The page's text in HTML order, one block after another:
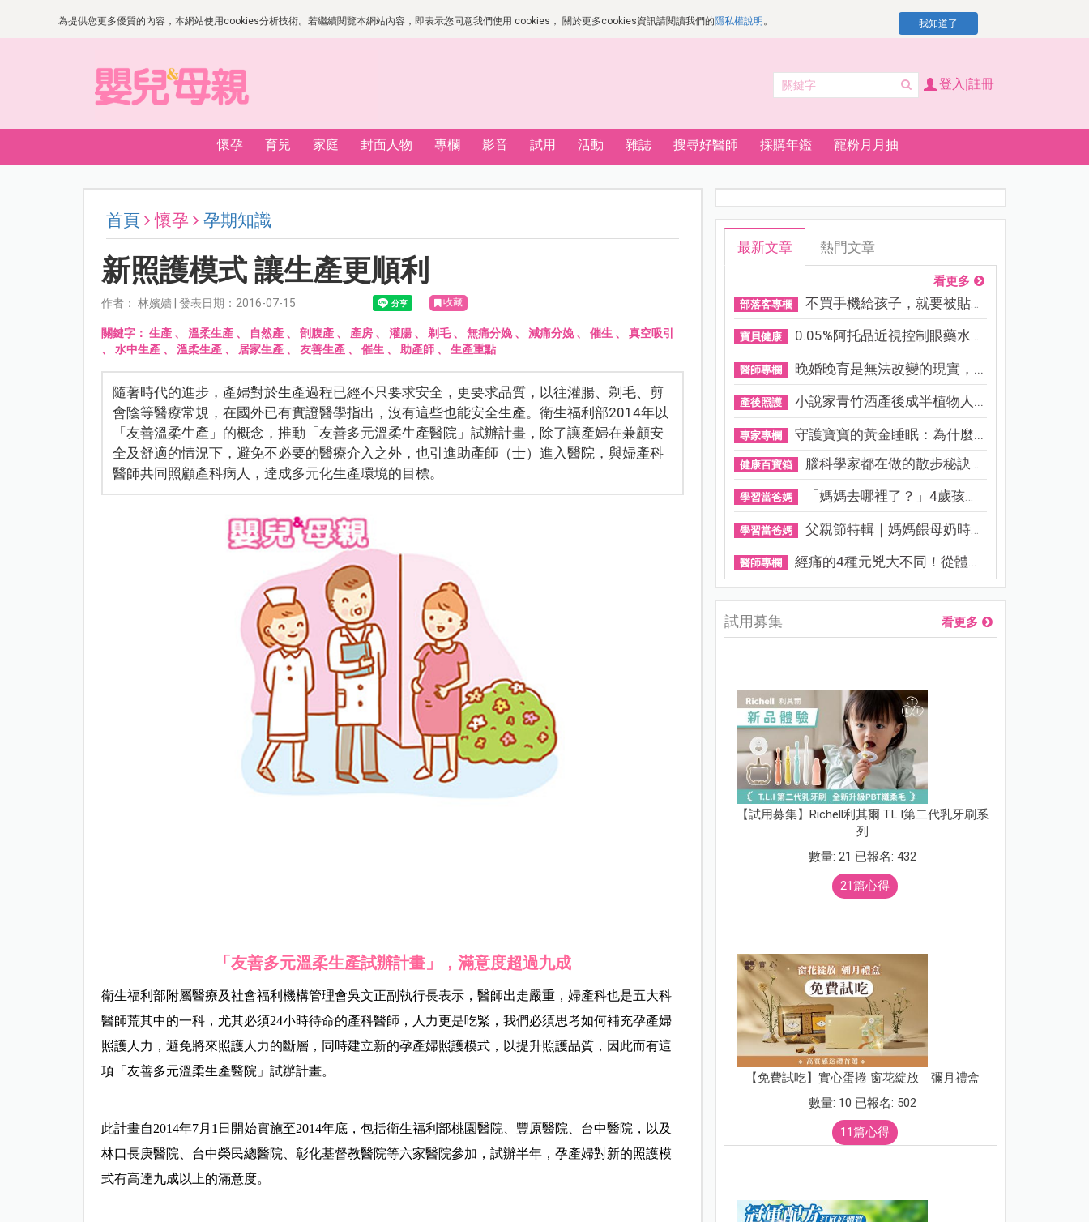
為提供您更多優質的內容，本網站使用cookies分析技術。若繼續閱覽本網站內容，即表示您同意我們使用 cookies， 關於更多cookies資訊請閱讀我們的隱私權說明 。 我知道了
登入|註冊
懷孕 育兒 家庭 封面人物 專欄 影音 試用 活動 雜誌 搜尋好醫師 採購年鑑 寵粉月月抽
首頁 懷孕 孕期知識
新照護模式 讓生產更順利
作者： 林嬪嬙 | 發表日期：2016-07-15 收藏
關鍵字： 生產、 溫柔生產、 自然產、 剖腹產、 產房、 灌腸、 剃毛、 無痛分娩、 減痛分娩、 催生 、 真空吸引
、 水中生產、 溫柔生產、 居家生產、 友善生產、 催生 、 助產師、 生產重點
隨著時代的進步，產婦對於生產過程已經不只要求安全，更要求品質，以往灌腸、剃毛、剪
會陰等醫療常規，在國外已有實證醫學指出，沒有這些也能安全生產。衛生福利部2014年以
「友善溫柔生產」的概念，推動「友善多元溫柔生產醫院」試辦計畫，除了讓產婦在兼顧安
全及舒適的情況下，避免不必要的醫療介入之外，也引進助產師（士）進入醫院，與婦產科
醫師共同照顧產科病人，達成多元化生產環境的目標。
「友善多元溫柔生產試辦計畫」，滿意度超過九成
衛生福利部附屬醫療及社會福利機構管理會吳文正副執行長表示，醫師出走嚴重，婦產科也是五大科
醫師荒其中的一科，尤其必須24小時待命的產科醫師，人力更是吃緊，我們必須思考如何補充孕產婦
照護人力，避免將來照護人力的斷層，同時建立新的孕產婦照護模式，以提升照護品質，因此而有這
項「友善多元溫柔生產醫院」試辦計畫。
此計畫自2014年7月1日開始實施至2014年底，包括衛生福利部桃園醫院、豐原醫院、台中醫院，以及
林口長庚醫院、台中榮民總醫院、彰化基督教醫院等六家醫院參加，試辦半年，孕產婦對新的照護模
式有高達九成以上的滿意度。
最新文章 熱門文章
看更多
部落客專欄 不買手機給孩子，就要被貼「...
寶貝健康 0.05%阿托品近視控制眼藥水納...
醫師專欄 晚婚晚育是無法改變的現實，...
產後照護 小說家青竹酒產後成半植物人...
專家專欄 守護寶寶的黃金睡眠：為什麼...
健康百寶箱 腦科學家都在做的散步秘訣！...
學習當爸媽 「媽媽去哪裡了？」4歲孩子還...
學習當爸媽 父親節特輯｜媽媽餵母奶時，...
醫師專欄 經痛的4種元兇大不同！從體質...
試用募集 看更多
【試用募集】Richell利其爾 T.L.I第二代乳牙刷系
列
數量: 21 已報名: 432
21篇心得
【免費試吃】實心蛋捲 窗花綻放｜彌月禮盒
數量: 10 已報名: 502
11篇心得